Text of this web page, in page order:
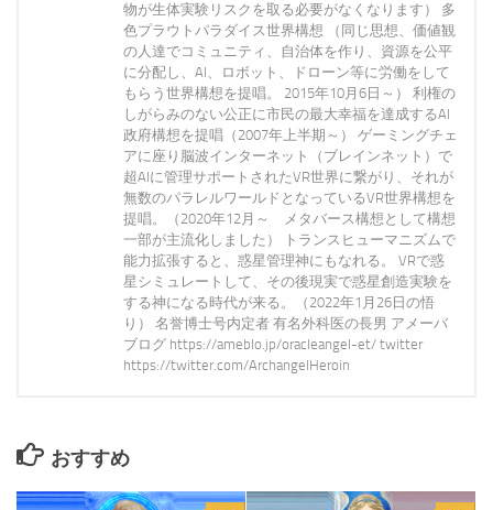
物が生体実験リスクを取る必要がなくなります） 多
色プラウトパラダイス世界構想 （同じ思想、価値観
の人達でコミュニティ、自治体を作り、資源を公平
に分配し、AI、ロボット、ドローン等に労働をして
もらう世界構想を提唱。 2015年10月6日～） 利権の
しがらみのない公正に市民の最大幸福を達成するAI
政府構想を提唱（2007年上半期～） ゲーミングチェ
アに座り脳波インターネット（ブレインネット）で
超AIに管理サポートされたVR世界に繋がり、それが
無数のパラレルワールドとなっているVR世界構想を
提唱。（2020年12月～ メタバース構想として構想
一部が主流化しました） トランスヒューマニズムで
能力拡張すると、惑星管理神にもなれる。 VRで惑
星シミュレートして、その後現実で惑星創造実験を
する神になる時代が来る。（2022年1月26日の悟
り） 名誉博士号内定者 有名外科医の長男 アメーバ
ブログ https://ameblo.jp/oracleangel-et/ twitter
https://twitter.com/ArchangelHeroin
おすすめ